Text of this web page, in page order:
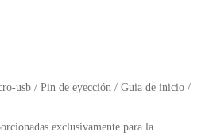
usb / Pin de eyección / Guia de inicio /
exclusivamente para la